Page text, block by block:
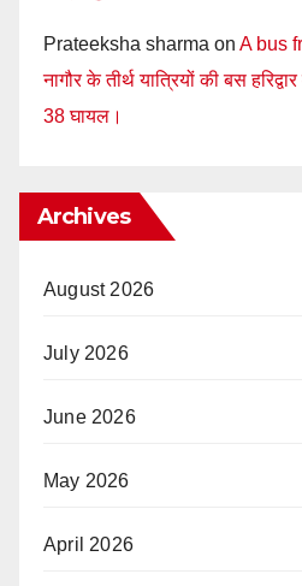
Prateeksha sharma on A bus
नागौर के तीर्थ यात्रियों की बस
38 घायल।
Archives
August 2026
July 2026
June 2026
May 2026
April 2026